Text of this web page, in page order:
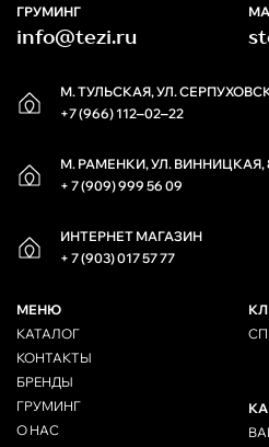
М. ТУЛЬСКАЯ, УЛ.
+7 (966) 112‒02‒22
М. РАМЕНКИ, УЛ. ВИННИЦКАЯ,
+ 7 (909) 999 56 09
ИНТЕРНЕТ МАГАЗИН
+ 7 (903) 017 57 77
ГРУМИНГ
info@tezi.ru
МЕНЮ
КАТАЛОГ
КОНТАКТЫ
БРЕНДЫ
ГРУМИНГ
О НАС